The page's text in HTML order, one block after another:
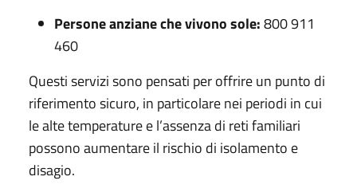
Persone anziane che vivono sole:800 911
460
Questi servizi sono pensati per offrire un punto di
riferimento sicuro, in particolare nei periodi in cui
le alte temperature e l’assenza di reti familiari
possono aumentare il rischio di isolamento e
disagio.